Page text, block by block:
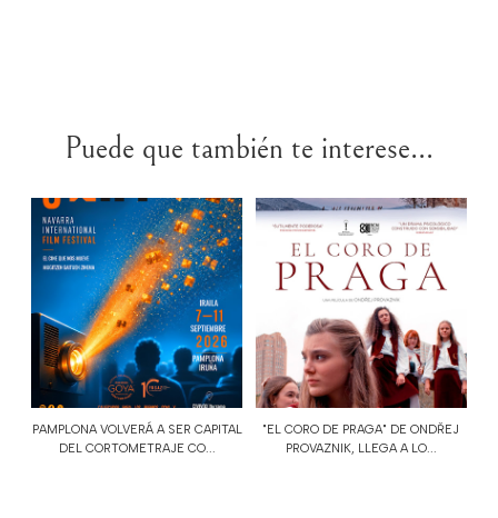
Puede que también te interese...
PAMPLONA VOLVERÁ A SER CAPITAL
DEL CORTOMETRAJE CO...
"EL CORO DE PRAGA" DE ONDŘEJ
PROVAZNIK, LLEGA A LO...